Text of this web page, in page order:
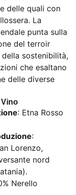
delle quali con
La
punta sulla
del terroir
sostenibilità,
che esaltano
delle diverse
Vino
: Etna Rosso
:
Lorenzo,
nord
Nerello